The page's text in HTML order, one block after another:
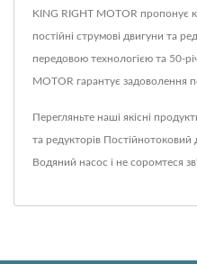
KING RIGHT MOTOR пропонує
постійні струмові двигуни та
передовою технологією та 50-
MOTOR гарантує задоволення
Перегляньте наші якісні
та редукторів Постійнотоковий
Водяний насос і не соромтеся